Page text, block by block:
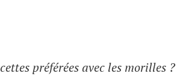
préférées avec les morilles ?